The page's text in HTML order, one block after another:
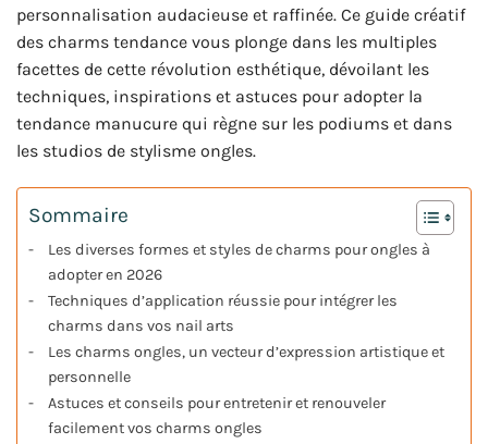
personnalisation audacieuse et raffinée. Ce guide créatif
des charms tendance vous plonge dans les multiples
facettes de cette révolution esthétique, dévoilant les
techniques, inspirations et astuces pour adopter la
tendance manucure qui règne sur les podiums et dans
les studios de stylisme ongles.
Sommaire
Les diverses formes et styles de charms pour ongles à
adopter en 2026
Techniques d’application réussie pour intégrer les
charms dans vos nail arts
Les charms ongles, un vecteur d’expression artistique et
personnelle
Astuces et conseils pour entretenir et renouveler
facilement vos charms ongles